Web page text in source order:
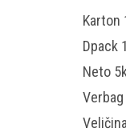
Karton
Dpack
Neto
Veličina